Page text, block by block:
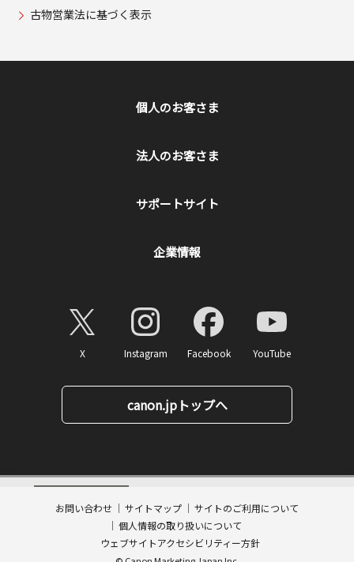
カートに入れる
古物営業法に基づく表示
個人のお客さま
法人のお客さま
サポートサイト
企業情報
X Instagram Facebook YouTube
canon.jpトップへ
お問い合わせ サイトマップ
サイトのご利用について
個人情報の取り扱いについて
ウェブサイトアクセシビリティー方針